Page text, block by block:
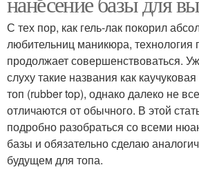
С тех пор, как гель-лак покорил
любительниц маникюра, технология
продолжает совершенствоваться.
слуху такие названия как
топ (rubber top), однако далеко не
отличаются от обычного. В этой
подробно разобраться со всеми
базы и обязательно сделаю
будущем для топа.